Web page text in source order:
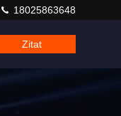
18025863648
Zitat